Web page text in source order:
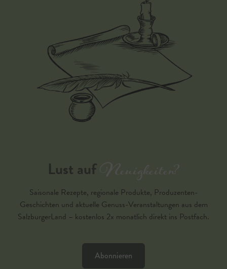
Lust aufNeuigkeiten?
Saisonale Rezepte, regionale Produkte, Produzenten-
Geschichten und aktuelle Genuss-Veranstaltungen aus dem
SalzburgerLand – kostenlos 2x monatlich direkt ins Postfach.
Abonnieren